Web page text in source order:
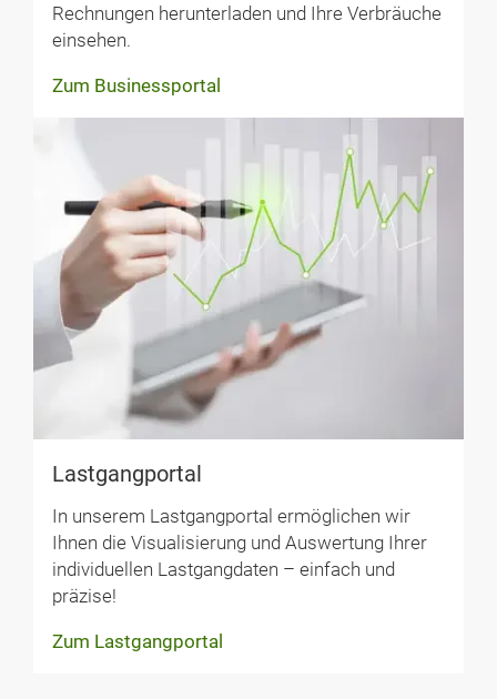
Rechnungen herunterladen und Ihre Verbräuche
einsehen.
Zum Businessportal
Lastgangportal
In unserem Lastgangportal ermöglichen wir
Ihnen die Visualisierung und Auswertung Ihrer
individuellen Lastgang­daten – einfach und
präzise!
Zum Lastgangportal